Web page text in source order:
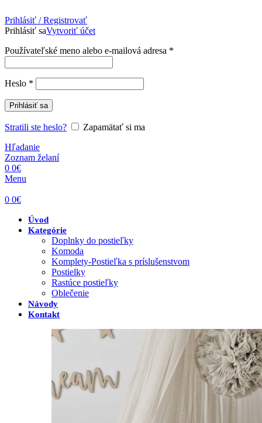
Prihlásiť / Registrovať
Prihlásiť saVytvoriť účet
Používateľské meno alebo e-mailová adresa *
Heslo *
Prihlásiť sa
Stratili ste heslo?
Zapamätať si ma
Hľadanie
Zoznam želaní
0 0€
Menu
0 0€
Úvod
Kategórie
Doplnky do postieľky
Komoda
Komplety-Postieľka s príslušenstvom
Postielky
Rastúce postieľky
Oblečenie
Návody
Kontakt